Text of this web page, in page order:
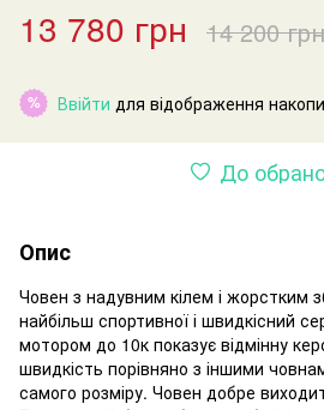
13 780 грн 14 200 грн
% Ввійти для відображення
До
Опис
Човен з надувним кілем і жорстким
найбільш спортивної і швидкісний
мотором до 10к показує відмінну
швидкість порівняно з іншими
самого розміру. Човен добре